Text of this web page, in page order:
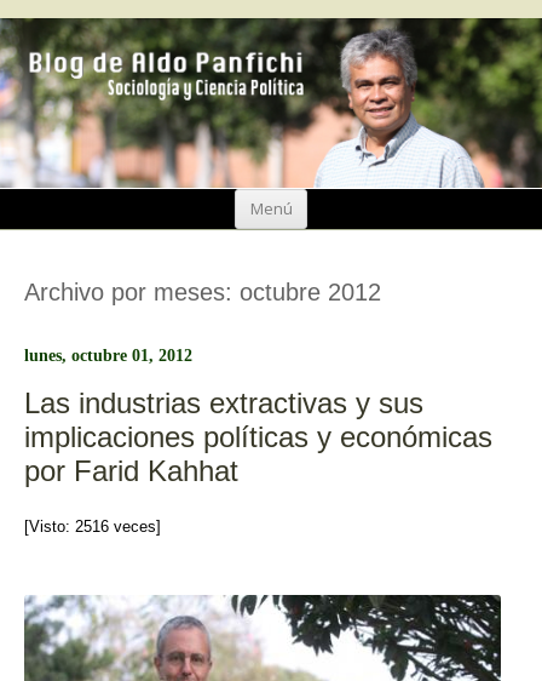
Menú
Ir
Archivo por meses: octubre 2012
lunes, octubre 01, 2012
Las industrias extractivas y sus
implicaciones políticas y económicas
por Farid Kahhat
[Visto: 2516 veces]